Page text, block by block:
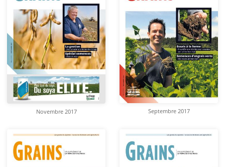
Novembre 2017 Septembre 2017